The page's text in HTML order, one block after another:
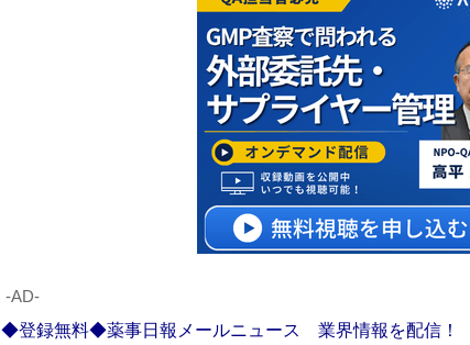
‐AD‐
◆登録無料◆薬事日報メールニュース 業界情報を配信！